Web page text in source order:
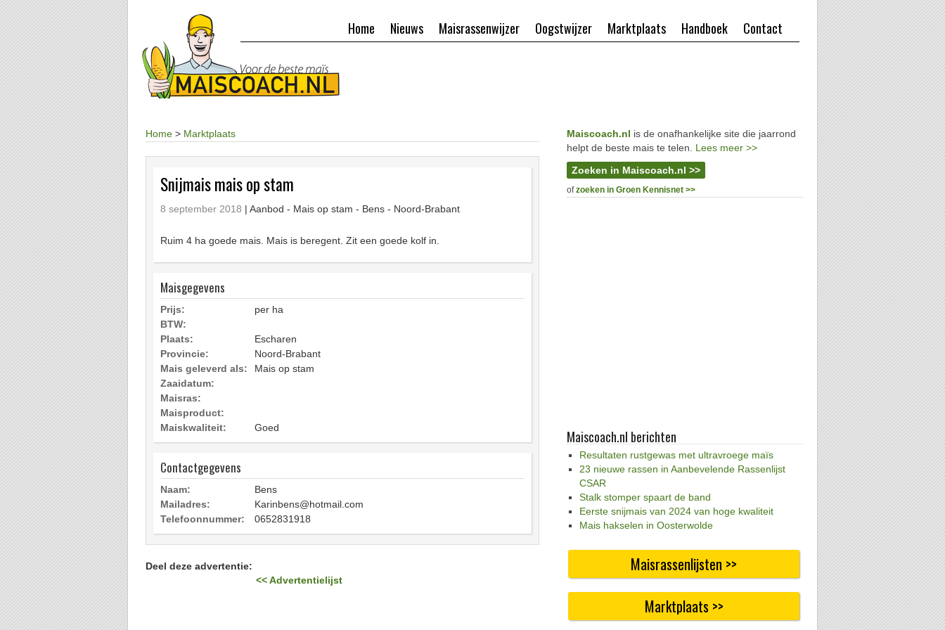
Contact
Handboek
Marktplaats
Oogstwijzer
Maisrassenwijzer
Nieuws
Home
Home > Marktplaats
Snijmais mais op stam
8 september 2018 | Aanbod - Mais op stam - Bens - Noord-Brabant
Ruim 4 ha goede mais. Mais is beregent. Zit een goede kolf in.
Maisgegevens
Prijs:
per ha
BTW:
Plaats:
Escharen
Provincie:
Noord-Brabant
Mais geleverd als:
Mais op stam
Zaaidatum:
Maisras:
Maisproduct:
Maiskwaliteit:
Goed
Contactgegevens
Naam:
Bens
Mailadres:
Karinbens@hotmail.com
Telefoonnummer:
0652831918
Deel deze advertentie:
<< Advertentielijst
Maiscoach.nl is de onafhankelijke site die jaarrond
helpt de beste mais te telen. Lees meer >>
Zoeken in Maiscoach.nl >>
ofzoeken in Groen Kennisnet >>
Maiscoach.nl berichten
Resultaten rustgewas met ultravroege maïs
23 nieuwe rassen in Aanbevelende Rassenlijst
CSAR
Stalk stomper spaart de band
Eerste snijmais van 2024 van hoge kwaliteit
Mais hakselen in Oosterwolde
Maisrassenlijsten >>
Marktplaats >>